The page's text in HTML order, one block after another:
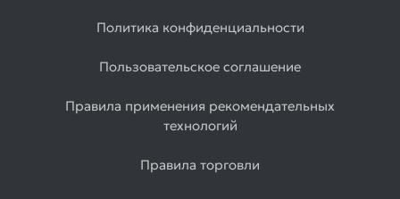
Политика конфиденциальности
Пользовательское соглашение
Правила применения рекомендательных
технологий
Правила торговли